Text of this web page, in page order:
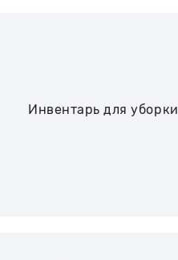
Инвентарь для уборки